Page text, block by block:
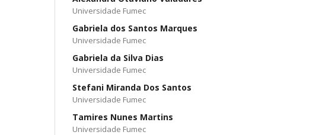
Universidade Fumec
Gabriela dos Santos Marques
Universidade Fumec
Gabriela da Silva Dias
Universidade Fumec
Stefani Miranda Dos Santos
Universidade Fumec
Tamires Nunes Martins
Universidade Fumec